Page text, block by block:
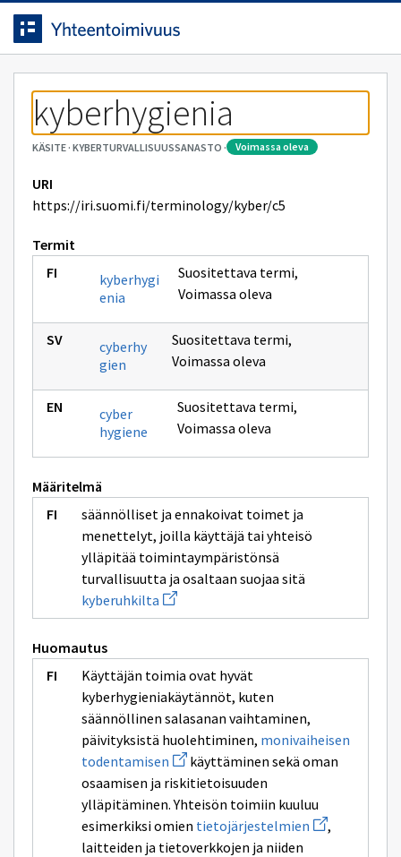
Siirrytty
sivulle
Siirry suoraan sisältöön.
kyberhygienia
KÄSITE· KYBERTURVALLISUUSSANASTO · voimassa oleva
URI
https://iri.suomi.fi/terminology/kyber/c5
Termit
kyberhygi
enia
Suositettava termi,
Voimassa oleva
cyberhy
gien
Suositettava termi,
Voimassa oleva
cyber
hygiene
Suositettava termi,
Voimassa oleva
Määritelmä
säännölliset ja ennakoivat toimet ja
menettelyt, joilla käyttäjä tai yhteisö
ylläpitää toimintaympäristönsä
turvallisuutta ja osaltaan suojaa sitä
kyberuhkilta Avaa
uuden
ikkunan
Huomautus
Käyttäjän toimia ovat hyvät
kyberhygieniakäytännöt, kuten
säännöllinen salasanan vaihtaminen,
päivityksistä huolehtiminen, monivaiheisen
todentamisen Avaa
uuden
ikkunan
sivulle
monivaiheisen
todentamisen
käyttäminen sekä oman
osaamisen ja riskitietoisuuden
ylläpitäminen. Yhteisön toimiin kuuluu
esimerkiksi omien tietojärjestelmien Avaa
uuden
,
laitteiden ja tietoverkkojen ja niiden